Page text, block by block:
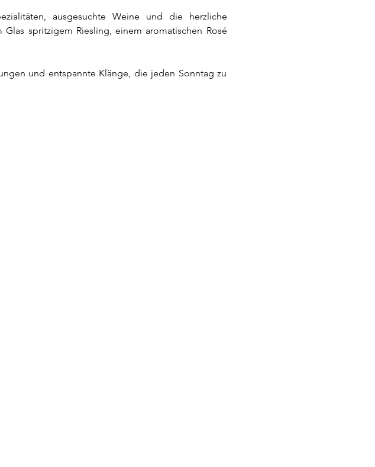
ausgesuchte Weine und die herzliche
spritzigem Riesling, einem aromatischen Rosé
und entspannte Klänge, die jeden Sonntag zu